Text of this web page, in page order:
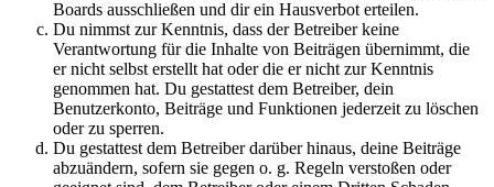
Boards ausschließen und dir ein Hausverbot erteilen.
Du nimmst zur Kenntnis, dass der Betreiber keine
Verantwortung für die Inhalte von Beiträgen übernimmt, die
er nicht selbst erstellt hat oder die er nicht zur Kenntnis
genommen hat. Du gestattest dem Betreiber, dein
Benutzerkonto, Beiträge und Funktionen jederzeit zu löschen
oder zu sperren.
Du gestattest dem Betreiber darüber hinaus, deine Beiträge
abzuändern, sofern sie gegen o. g. Regeln verstoßen oder